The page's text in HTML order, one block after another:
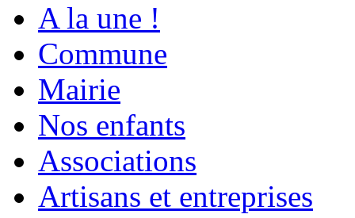
A la une !
Commune
Mairie
Nos enfants
Associations
Artisans et entreprises